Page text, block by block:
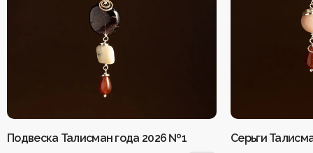
Подвеска Талисман года 2026 №1 Серьги